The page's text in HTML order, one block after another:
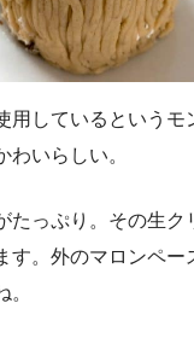
用しているというモ
わいらしい。
たっぷり。その生ク
す。外のマロンペー